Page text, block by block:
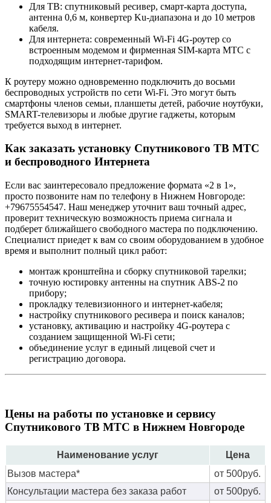
Для ТВ: спутниковый ресивер, смарт-карта доступа,
антенна 0,6 м, конвертер Ku-диапазона и до 10 метров
кабеля.
Для интернета: современный Wi-Fi 4G-роутер со
встроенным модемом и фирменная SIM-карта МТС с
подходящим интернет-тарифом.
К роутеру можно одновременно подключить до восьми
беспроводных устройств по сети Wi-Fi. Это могут быть
смартфоны членов семьи, планшеты детей, рабочие ноутбуки,
SMART-телевизоры и любые другие гаджеты, которым
требуется выход в интернет.
Как заказать установку Спутникового ТВ МТС
и беспроводного Интернета
Если вас заинтересовало предложение формата «2 в 1»,
просто позвоните нам по телефону в Нижнем Новгороде:
+79675554547. Наш менеджер уточнит ваш точный адрес,
проверит техническую возможность приема сигнала и
подберет ближайшего свободного мастера по подключению.
Специалист приедет к вам со своим оборудованием в удобное
время и выполнит полный цикл работ:
монтаж кронштейна и сборку спутниковой тарелки;
точную юстировку антенны на спутник ABS-2 по
прибору;
прокладку телевизионного и интернет-кабеля;
настройку спутникового ресивера и поиск каналов;
установку, активацию и настройку 4G-роутера с
созданием защищенной Wi-Fi сети;
объединение услуг в единый лицевой счет и
регистрацию договора.
Цены на работы по установке и сервису
Спутникового ТВ МТС в Нижнем Новгороде
Наименование услуг
Цена
Вызов мастера*
от 500руб.
Консультации мастера без заказа работ
от 500руб.